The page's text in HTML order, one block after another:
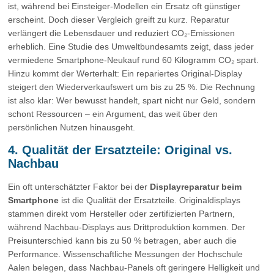
ist, während bei Einsteiger-Modellen ein Ersatz oft günstiger
erscheint. Doch dieser Vergleich greift zu kurz. Reparatur
verlängert die Lebensdauer und reduziert CO₂-Emissionen
erheblich. Eine Studie des Umweltbundesamts zeigt, dass jeder
vermiedene Smartphone-Neukauf rund 60 Kilogramm CO₂ spart.
Hinzu kommt der Werterhalt: Ein repariertes Original-Display
steigert den Wiederverkaufswert um bis zu 25 %. Die Rechnung
ist also klar: Wer bewusst handelt, spart nicht nur Geld, sondern
schont Ressourcen – ein Argument, das weit über den
persönlichen Nutzen hinausgeht.
4. Qualität der Ersatzteile: Original vs.
Nachbau
Ein oft unterschätzter Faktor bei der Displayreparatur beim
Smartphone ist die Qualität der Ersatzteile. Originaldisplays
stammen direkt vom Hersteller oder zertifizierten Partnern,
während Nachbau-Displays aus Drittproduktion kommen. Der
Preisunterschied kann bis zu 50 % betragen, aber auch die
Performance. Wissenschaftliche Messungen der Hochschule
Aalen belegen, dass Nachbau-Panels oft geringere Helligkeit und